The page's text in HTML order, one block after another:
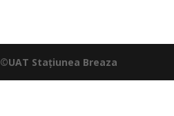
©UAT Stațiunea Breaza